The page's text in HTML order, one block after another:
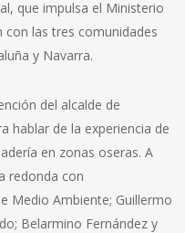
que impulsa el Ministerio
las tres comunidades
y Navarra.
del alcalde de
hablar de la experiencia de
en zonas oseras. A
redonda con
Medio Ambiente; Guillermo
Belarmino Fernández y